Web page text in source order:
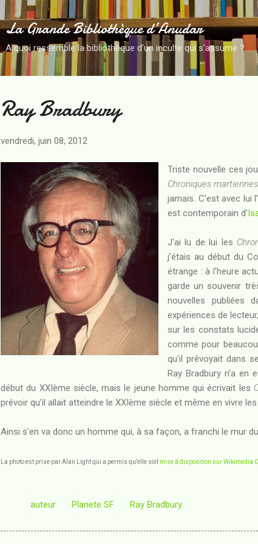
Accéder au
La Grande Bibliothèque d’Anudar
A quoi ressemble la bibliothèque d'un inculte qui s'assume ?
Ray Bradbury
vendredi, juin 08, 2012
Triste nouvelle ces
Chroniques martiennes
jamais. C'est avec lui
est contemporain d'
J'ai lu de lui les
j'étais au début du
étrange : à l'heure
garde un souvenir
nouvelles publiées
expériences de
sur les constats
comme pour
qu'il prévoyait dans
Ray Bradbury n'a en
début du XXIème siècle, mais le jeune homme qui écrivait les
prévoir qu'il allait atteindre le XXIème siècle et même en vivre les
Ainsi s'en va donc un homme qui, à sa façon, a franchi le mur
La photo est prise par Alan Light qui a permis qu'elle soit mise à disposition sur Wikimedia
auteur Planete SF Ray Bradbury